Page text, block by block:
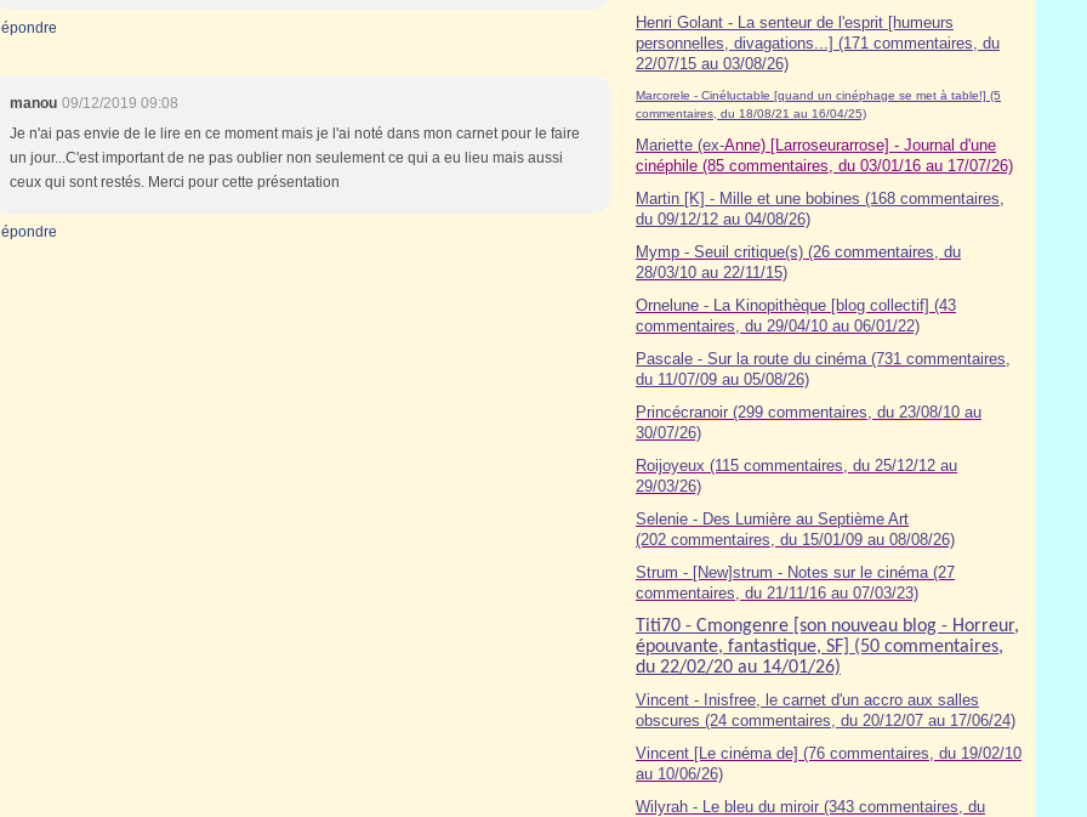
manou 09/12/2019 09:08
Je n'ai pas envie de le lire en ce moment mais je l'ai noté dans mon carnet pour le faire
un jour...C'est important de ne pas oublier non seulement ce qui a eu lieu mais aussi
ceux qui sont restés. Merci pour cette présentation
Henri Golant - La senteur de l'esprit [humeurs
personnelles, divagations...] (171 commentaires, du
22/07/15 au 03/08/26)
Marcorele - Cinéluctable [quand un cinéphage se met à table!] (5
commentaires, du 18/08/21 au 16/04/25)
Mariette (ex-Anne) [Larroseurarrose] - Journal d'une
cinéphile (85 commentaires, du 03/01/16 au 17/07/26)
Martin [K] - Mille et une bobines (168 commentaires,
du 09/12/12 au 04/08/26)
Mymp - Seuil critique(s) (26 commentaires, du
28/03/10 au 22/11/15)
Ornelune - La Kinopithèque [blog collectif] (43
commentaires, du 29/04/10 au 06/01/22)
Pascale - Sur la route du cinéma (731 commentaires,
du 11/07/09 au 05/08/26)
Princécranoir (299 commentaires, du 23/08/10 au
30/07/26)
Roijoyeux (115 commentaires, du 25/12/12 au
29/03/26)
Selenie - Des Lumière au Septième Art
(202 commentaires, du 15/01/09 au 08/08/26)
Strum - [New]strum - Notes sur le cinéma (27
commentaires, du 21/11/16 au 07/03/23)
Titi70 - Cmongenre [son nouveau blog - Horreur,
épouvante, fantastique, SF] (50 commentaires,
du 22/02/20 au 14/01/26)
Vincent - Inisfree, le carnet d'un accro aux salles
obscures (24 commentaires, du 20/12/07 au 17/06/24)
Vincent [Le cinéma de] (76 commentaires, du 19/02/10
au 10/06/26)
Wilyrah - Le bleu du miroir (343 commentaires, du